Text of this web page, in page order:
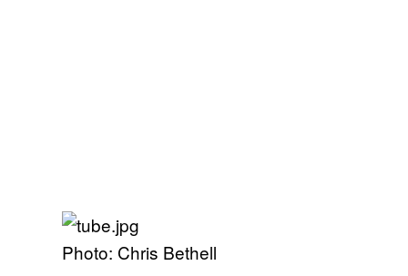
Photo: Chris Bethell